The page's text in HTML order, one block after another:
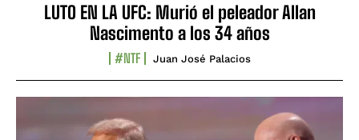
LUTO EN LA UFC: Murió el peleador Allan
Nascimento a los 34 años
#NTF Juan José Palacios